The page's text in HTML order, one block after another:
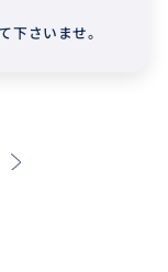
下さいませ。